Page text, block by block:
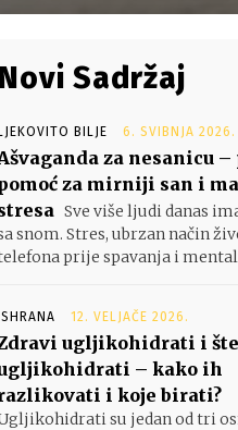
Novi Sadržaj
LJEKOVITO BILJE 6. SVIBNJA 2026.
za nesanicu
za mirniji san i
Sve više ljudi danas
snom. Stres, ubrzan način
prije spavanja i
ISHRANA 12. VELJAČE 2026.
ugljikohidrati i
– kako ih
i koje birati?
su jedan od tri